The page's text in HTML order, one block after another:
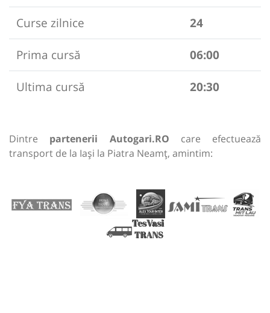
Curse zilnice
24
Prima cursă
06:00
Ultima cursă
20:30
Dintre partenerii Autogari.RO care efectuează
transport de la Iași la Piatra Neamț, amintim: